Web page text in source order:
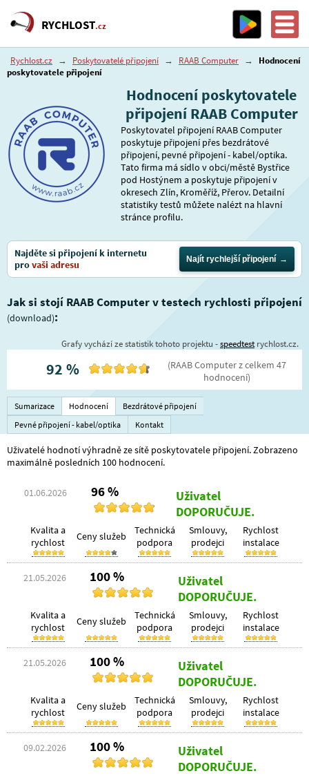
RYCHLOST.cz
Rychlost.cz → Poskytovatelé připojení → RAAB Computer →
Hodnocení
poskytovatele připojení
Hodnocení poskytovatele
připojení RAAB Computer
Poskytovatel připojení RAAB Computer
poskytuje připojení přes bezdrátové
připojení, pevné připojení - kabel/optika.
Tato firma má sídlo v obci/městě Bystřice
pod Hostýnem a poskytuje připojení v
okresech Zlín, Kroměříž, Přerov. Detailní
statistiky testů můžete nalézt na hlavní
stránce profilu.
Najděte si připojení k internetu
provaši adresu Najít rychlejší připojení
Jak si stojí RAAB Computer v testech rychlosti připojení
(download):
Grafy vychází ze statistik tohoto projektu -speedtestrychlost.cz.
92 % (RAAB Computerz celkem 47
hodnocení)
Sumarizace Hodnocení
Bezdrátové připojení
Pevné připojení - kabel/optika
Kontakt
Uživatelé hodnotí výhradně ze sítě poskytovatele připojení. Zobrazeno
maximálně posledních 100 hodnocení.
01.06.2026 96 %
Uživatel
DOPORUČUJE.
Kvalita a
rychlost
Ceny služeb
Technická
podpora
Smlouvy,
prodejci
Rychlost
instalace
21.05.2026 100 %
Uživatel
DOPORUČUJE.
Kvalita a
rychlost
Ceny služeb
Technická
podpora
Smlouvy,
prodejci
Rychlost
instalace
21.05.2026 100 %
Uživatel
DOPORUČUJE.
Kvalita a
rychlost
Ceny služeb
Technická
podpora
Smlouvy,
prodejci
Rychlost
instalace
09.02.2026 100 %
Uživatel
DOPORUČUJE.